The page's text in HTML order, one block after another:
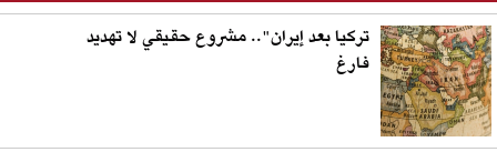
تركيا بعد إيران".. مشروع حقيقي لا تهديد
فارغ